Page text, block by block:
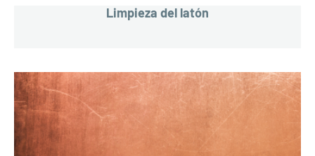
Limpieza del latón